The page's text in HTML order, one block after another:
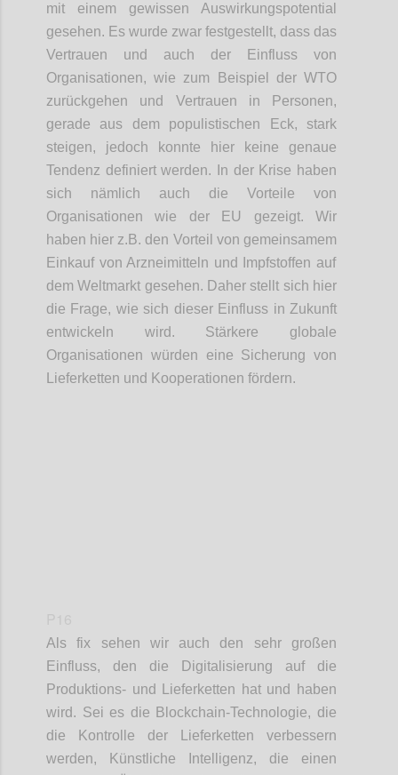
mit einem gewissen Auswirkungspotential
gesehen. Es wurde zwar festgestellt, dass das
Vertrauen und auch der Einfluss von
Organisationen, wie zum Beispiel der WTO
zurückgehen und Vertrauen in Personen,
gerade aus dem populistischen Eck, stark
steigen, jedoch konnte hier keine genaue
Tendenz definiert werden. In der Krise haben
sich nämlich auch die Vorteile von
Organisationen wie der EU gezeigt.Wir
haben hier z.B. den Vorteil von gemeinsamem
Einkaufvon Arzneimittel n und Impfstoffen auf
dem Weltmarkt gesehen. Daher stellt sich hier
die Frage, wie sich dieser Einfluss in Zukunft
entwickeln wird. Stärkere globale
Organisationen würden eine Sicherung von
Lieferketten und Kooperationen fördern.
Als fix sehen wir auch den sehr großen
Einfluss, den die Digitalisierung auf die
Produktions- und Lieferketten hat und haben
wird. Sei es die Blockchain-Technologie, die
die Kontrolle der Lieferketten verbessern
werden, Künstliche Intelligenz, die einen